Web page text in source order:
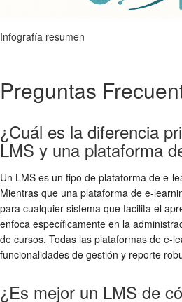
Infografía resumen
Preguntas
¿Cuál es la diferencia
LMS y una plataforma
Un LMS es un tipo de plataforma de e-
Mientras que una plataforma de e-
para cualquier sistema que facilita el
enfoca específicamente en la
de cursos. Todas las plataformas de e-
funcionalidades de gestión y reporte
¿Es mejor un LMS de